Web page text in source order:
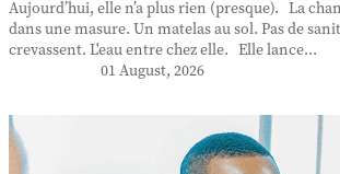
Aujourd’hui, elle n’a plus rien (presque). La
dans une masure. Un matelas au sol. Pas de
crevassent. L'eau entre chez elle. Elle lance...
01 August, 2026